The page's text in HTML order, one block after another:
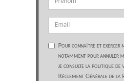
Pour connaître et exercer
notamment pour annuler
je consulte la politique de
Réglement Générale de la